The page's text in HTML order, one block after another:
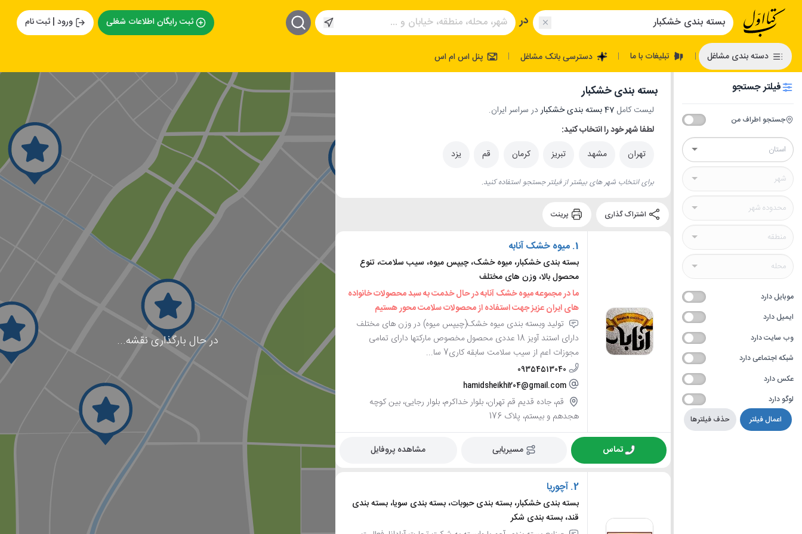
در ثبت رایگان اطلاعات شغلی ورود | ثبت نام
دسته بندی مشاغل | تبلیغات با ما | دسترسی بانک مشاغل | پنل اس ام اس
فیلتر جستجو
جستجو اطراف من
موبایل دارد
ایمیل دارد
وب سایت دارد
شبکه اجتماعی دارد
عکس دارد
لوگو دارد
حذف فیلترها
اعمال فیلتر
بسته بندی خشکبار
لیست کامل 47 بسته بندی خشکبار
در سراسر ایران.
لطفا شهر خود را انتخاب کنید:
تهران
مشهد تبریز کرمان قم یزد
برای انتخاب شهر های بیشتر از فیلتر جستجو استفاده کنید.
1. میوه خشک آنابه
بسته بندی خشکبار، میوه خشک، چیپس میوه، سیب سلامت، تنوع
محصول بالا، وزن های مختلف
ما در مجموعه میوه خشک آنابه در حال خدمت به سبد محصولات خانواده
های ایران عزیز جهت استفاده از محصولات سلامت محور هستیم
تولید وبسته بندی میوه خشک(چیپس میوه) در وزن های مختلف
دارای استند آویز 18 عددی محصول مخصوص مارکتها دارای تمامی
مجوزات اعم از سیب سلامت سابقه کاری7 سا...
09354513040
hamidsheikhi204@gmail.com
قم، جاده قدیم قم تهران، بلوار خداکرم، بلوار رجایی، بین کوچه
هجدهم و بیستم، پلاک 176
تماس مسیریابی مشاهده پروفایل
2. آچوریا
بسته بندی خشکبار، بسته بندی حبوبات، بسته بندی سویا، بسته بندی
قند، بسته بندی شکر
در حال بارگذاری نقشه...